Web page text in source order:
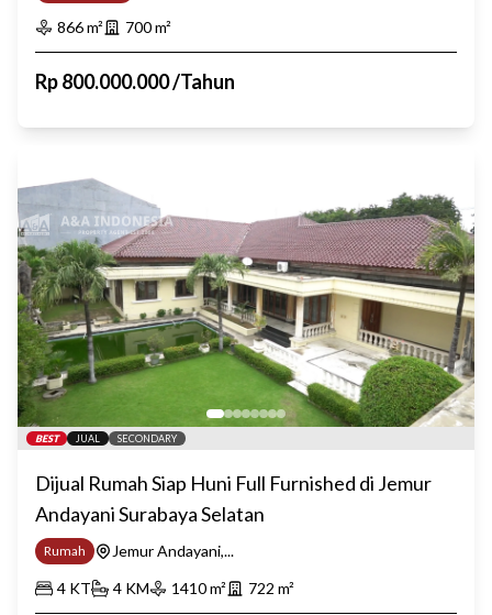
866m² 700m²
Rp800.000.000/Tahun
BEST JUAL SECONDARY
Dijual Rumah Siap Huni Full Furnished di Jemur
Andayani Surabaya Selatan
Rumah
Jemur Andayani,...
4 KT 4 KM 1410m² 722 m²